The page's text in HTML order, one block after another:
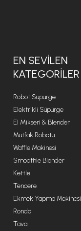
EN SEVILEN
KATEGORILER
Robot Süpürge
Elektrikli Süpürge
El Mikseri & Blender
Mutfak Robotu
Waffle Makinesi
Smoothie Blender
Kettle
Tencere
Ekmek Yapma Makinesi
Rondo
Tava